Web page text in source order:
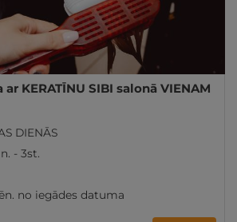
KERATĪNU SIBI salonā VIENAM
DIENĀS
- 3st.
no iegādes datuma